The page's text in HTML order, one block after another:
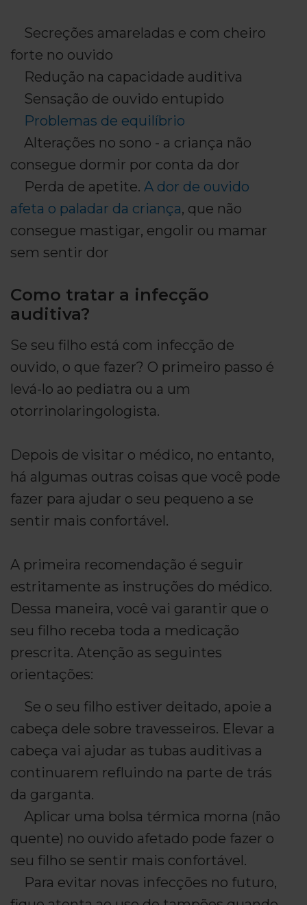
Secreções amareladas e com cheiro
forte no ouvido
Redução na capacidade auditiva
Sensação de ouvido entupido
Problemas de equilíbrio
Alterações no sono - a criança não
consegue dormir por conta da dor
Perda de apetite. A dor de ouvido
afeta o paladar da criança, que não
consegue mastigar, engolir ou mamar
sem sentir dor
Como tratar a infecção
auditiva?
Se seu filho está com infecção de
ouvido, o que fazer? O primeiro passo é
levá-lo ao pediatra ou a um
otorrinolaringologista.
Depois de visitar o médico, no entanto,
há algumas outras coisas que você pode
fazer para ajudar o seu pequeno a se
sentir mais confortável.
A primeira recomendação é seguir
estritamente as instruções do médico.
Dessa maneira, você vai garantir que o
seu filho receba toda a medicação
prescrita. Atenção as seguintes
orientações:
Se o seu filho estiver deitado, apoie a
cabeça dele sobre travesseiros. Elevar a
cabeça vai ajudar as tubas auditivas a
continuarem refluindo na parte de trás
da garganta.
Aplicar uma bolsa térmica morna (não
quente) no ouvido afetado pode fazer o
seu filho se sentir mais confortável.
Para evitar novas infecções no futuro,